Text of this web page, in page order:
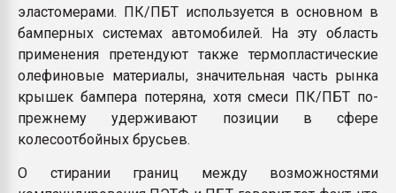
эластомерами. ПК/ПБТ используется в основном в
бамперных системах автомобилей. На эту область
применения претендуют также термопластические
олефиновые материалы, значительная часть рынка
крышек бампера потеряна, хотя смеси ПК/ПБТ по-
прежнему удерживают позиции в сфере
колесоотбойных брусьев.
О стирании границ между возможностями